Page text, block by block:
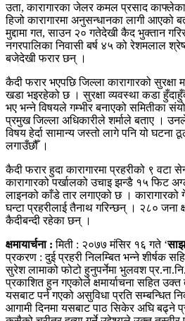
उता, कारागारका जेलर कमल प्रसाद
हिजो कारागारमा अनुसन्धानका लागी आएको
मुद्दामा गत, साउन २० गतेदेखी कैद भुक्तान
नगरपालिका निवासी बर्ष ४५ को रेशमलाल
बजेदेखी फरार छन् ।
कैदी फरार भएपछि जिल्ला कारागारको
खडा भइरहेको छ । सुरक्षा व्यवस्था कडा
भए भन्ने विषयले गम्भीर बनाएको समितीका
प्रमुख जिल्ला अधिकारीले शर्माले बताए ।
विषय हेर्दा सामान्य जस्तो लागे पनि यो घटना
लगाउँछौँ ।
कैदी फरार हुदा कारागारमा प्रहरीको ९ वटा
कारागारको पर्खालको उचाइ झन्डै १५ फिट
लाइनको काँडे तार लगाएको छ । कारागारको
घन्टा प्रहरीलाई तैनाथ गरिन्छन् । २८० जना
कैदीबन्दी रहेका छन् ।
क्षमायार्चना : मिती : २०७७ मंसिर १६ गते ‘
प्रकरण : दुई प्रहरी निलम्बित भन्ने शीर्षक
सुरेश लामाको फोटो हुनुपर्नेमा भुलवश
प्रकाशित हुन गएकोले क्षमार्याचना सहित
यसबाट पर्न गएको असुविधा प्रति सम्बन्धित
आगामी दिनमा यसबाट पाठ सिकेर अघि बढ्ने